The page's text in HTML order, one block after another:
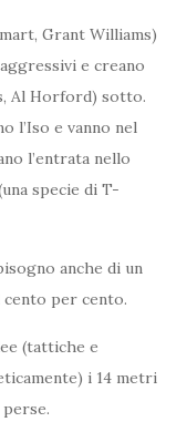
Grant Williams)
e creano
Al Horford) sotto.
l’Iso e vanno nel
l’entrata nello
specie di T-
anche di un
per cento.
(tattiche e
i 14 metri